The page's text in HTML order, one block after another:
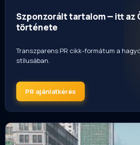
Szponzorált tartalom — itt az
története
Transzparens PR cikk-formátum a
stílusában.
PR ajánlatkérés